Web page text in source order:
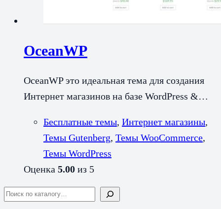
OceanWP
OceanWP это идеальная тема для создания
Интернет магазинов на базе WordPress &…
Бесплатные темы, Интернет магазины,
Темы Gutenberg, Темы WooCommerce,
Темы WordPress
Оценка 5.00 из 5
Search